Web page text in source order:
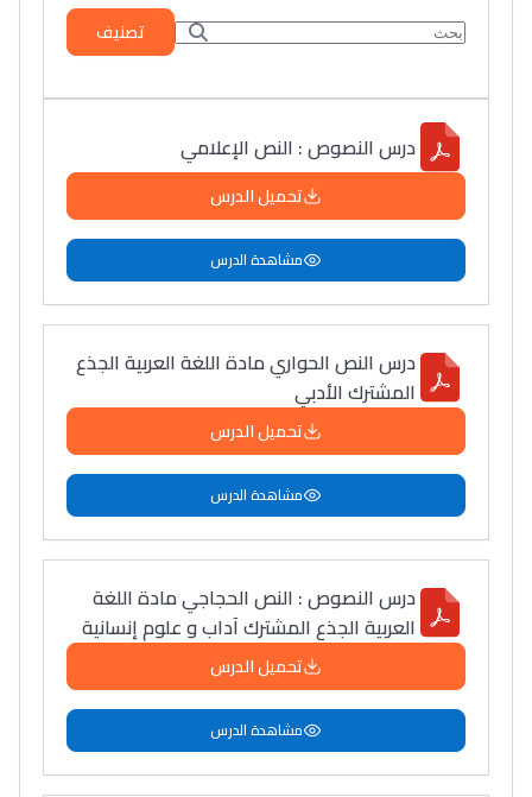
تصنيف
درس النصوص : النص الإعلامي
تحميل الدرس
مشاهدة الدرس
درس النص الحواري مادة اللغة العربية الجذع
المشترك الأدبي
تحميل الدرس
مشاهدة الدرس
درس النصوص : النص الحجاجي مادة اللغة
العربية الجذع المشترك آداب و علوم إنسانية
تحميل الدرس
مشاهدة الدرس